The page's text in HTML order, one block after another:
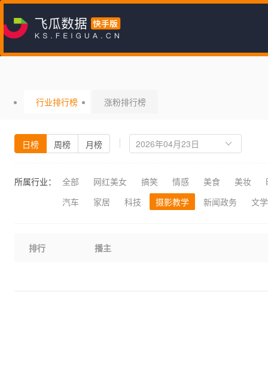
行业排行榜 涨粉排行榜
日榜 周榜 月榜
所属行业： 全部 网红美女 搞笑 情感 美食 美妆
汽车
家居 科技 摄影教学 新闻政务 文
排行 播主